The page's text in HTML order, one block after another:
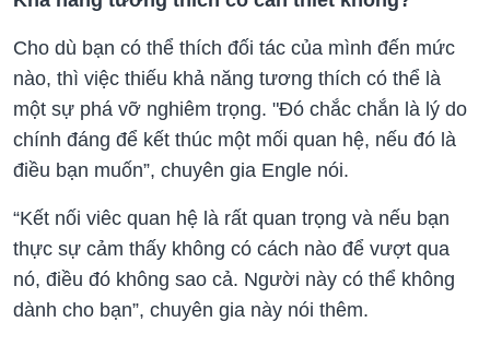
Cho dù bạn có thể thích đối tác của mình đến mức
nào, thì việc thiếu khả năng tương thích có thể là
một sự phá vỡ nghiêm trọng. "Đó chắc chắn là lý do
chính đáng để kết thúc một mối quan hệ, nếu đó là
điều bạn muốn”, chuyên gia Engle nói.
“Kết nối viêc quan hệ là rất quan trọng và nếu bạn
thực sự cảm thấy không có cách nào để vượt qua
nó, điều đó không sao cả. Người này có thể không
dành cho bạn”, chuyên gia này nói thêm.